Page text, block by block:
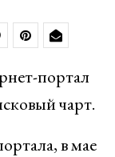
портал
чарт.
в мае